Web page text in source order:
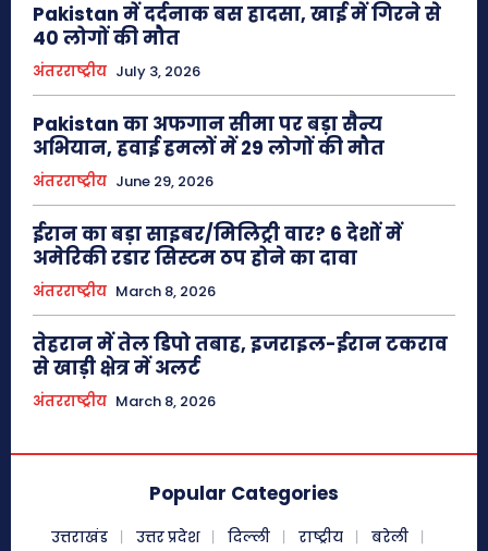
Pakistan में दर्दनाक बस हादसा, खाई में गिरने से
40 लोगों की मौत
अंतरराष्ट्रीय July 3, 2026
Pakistan का अफगान सीमा पर बड़ा सैन्य
अभियान, हवाई हमलों में 29 लोगों की मौत
अंतरराष्ट्रीय June 29, 2026
ईरान का बड़ा साइबर/मिलिट्री वार? 6 देशों में
अमेरिकी रडार सिस्टम ठप होने का दावा
अंतरराष्ट्रीय March 8, 2026
तेहरान में तेल डिपो तबाह, इजराइल-ईरान टकराव
से खाड़ी क्षेत्र में अलर्ट
अंतरराष्ट्रीय March 8, 2026
Popular Categories
उत्तराखंड उत्तर प्रदेश दिल्ली राष्ट्रीय
बरेली